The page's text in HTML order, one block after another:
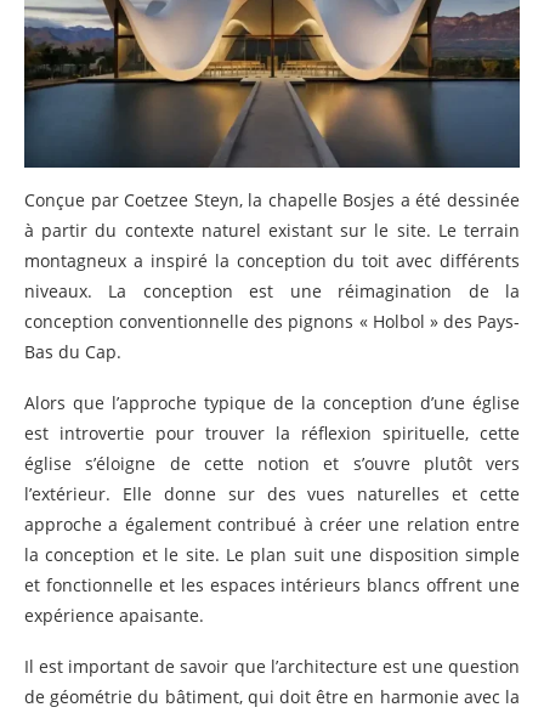
Conçue par Coetzee Steyn, la chapelle Bosjes a été dessinée
à partir du contexte naturel existant sur le site. Le terrain
montagneux a inspiré la conception du toit avec différents
niveaux. La conception est une réimagination de la
conception conventionnelle des pignons « Holbol » des Pays-
Bas du Cap.
Alors que l’approche typique de la conception d’une église
est introvertie pour trouver la réflexion spirituelle, cette
église s’éloigne de cette notion et s’ouvre plutôt vers
l’extérieur. Elle donne sur des vues naturelles et cette
approche a également contribué à créer une relation entre
la conception et le site. Le plan suit une disposition simple
et fonctionnelle et les espaces intérieurs blancs offrent une
expérience apaisante.
Il est important de savoir que l’architecture est une question
de géométrie du bâtiment, qui doit être en harmonie avec la